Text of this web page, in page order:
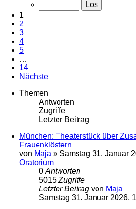
1
2
3
4
5
…
14
Nächste
Themen
Antworten
Zugriffe
Letzter Beitrag
München: Theaterstück über
Frauenklöstern
von Maja » Samstag 31. Januar
Oratorium
0 Antworten
5015 Zugriffe
Letzter Beitrag von Maja
Samstag 31. Januar 2026,